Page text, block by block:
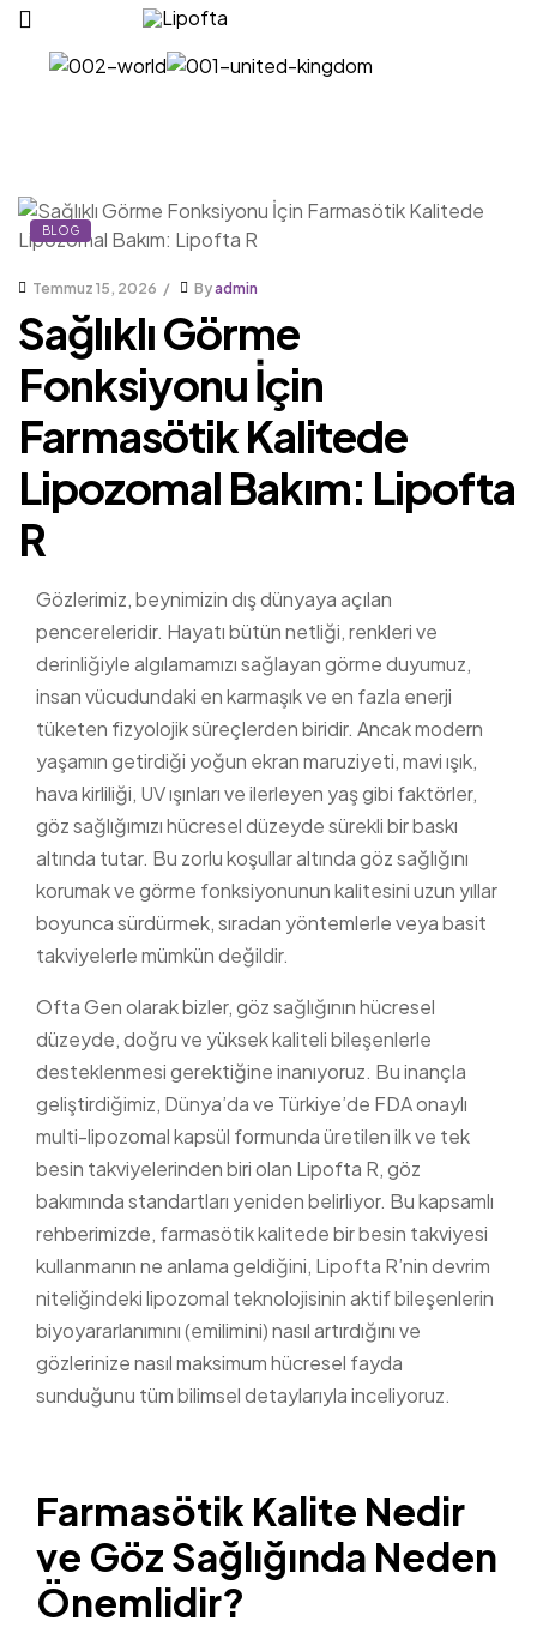
Lipofta
BLOG
Temmuz 15, 2026 Byadmin
Sağlıklı Görme
Fonksiyonu İçin
Farmasötik Kalitede
Lipozomal Bakım: Lipofta
R
Gözlerimiz, beynimizin dış dünyaya açılan
pencereleridir. Hayatı bütün netliği, renkleri ve
derinliğiyle algılamamızı sağlayan görme duyumuz,
insan vücudundaki en karmaşık ve en fazla enerji
tüketen fizyolojik süreçlerden biridir. Ancak modern
yaşamın getirdiği yoğun ekran maruziyeti, mavi ışık,
hava kirliliği, UV ışınları ve ilerleyen yaş gibi faktörler,
göz sağlığımızı hücresel düzeyde sürekli bir baskı
altında tutar. Bu zorlu koşullar altında göz sağlığını
korumak ve görme fonksiyonunun kalitesini uzun yıllar
boyunca sürdürmek, sıradan yöntemlerle veya basit
takviyelerle mümkün değildir.
Ofta Gen olarak bizler, göz sağlığının hücresel
düzeyde, doğru ve yüksek kaliteli bileşenlerle
desteklenmesi gerektiğine inanıyoruz. Bu inançla
geliştirdiğimiz, Dünya’da ve Türkiye’de FDA onaylı
multi-lipozomal kapsül formunda üretilen ilk ve tek
besin takviyelerinden biri olan Lipofta R, göz
bakımında standartları yeniden belirliyor. Bu kapsamlı
rehberimizde, farmasötik kalitede bir besin takviyesi
kullanmanın ne anlama geldiğini, Lipofta R’nin devrim
niteliğindeki lipozomal teknolojisinin aktif bileşenlerin
biyoyararlanımını (emilimini) nasıl artırdığını ve
gözlerinize nasıl maksimum hücresel fayda
sunduğunu tüm bilimsel detaylarıyla inceliyoruz.
Farmasötik Kalite Nedir
ve Göz Sağlığında Neden
Önemlidir?